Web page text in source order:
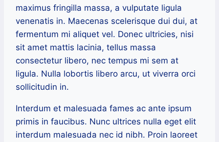
maximus fringilla massa, a vulputate ligula
venenatis in. Maecenas scelerisque dui dui, at
fermentum mi aliquet vel. Donec ultricies, nisi
sit amet mattis lacinia, tellus massa
consectetur libero, nec tempus mi sem at
ligula. Nulla lobortis libero arcu, ut viverra orci
sollicitudin in.
Interdum et malesuada fames ac ante ipsum
primis in faucibus. Nunc ultrices nulla eget elit
interdum malesuada nec id nibh. Proin laoreet